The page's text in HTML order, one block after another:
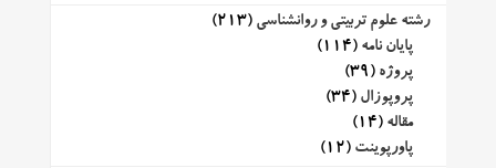
رشته علوم تربیتی و روانشناسی (213)
پایان نامه (114)
پروژه (39)
پروپوزال (34)
مقاله (14)
پاورپوینت (12)